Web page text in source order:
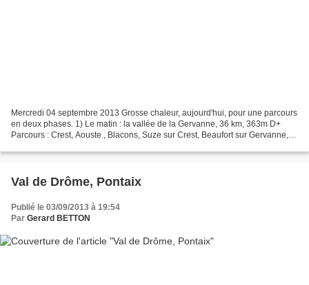
Mercredi 04 septembre 2013 Grosse chaleur, aujourd'hui, pour une parcours
en deux phases. 1) Le matin : la vallée de la Gervanne, 36 km, 363m D+
Parcours : Crest, Aouste , Blacons, Suze sur Crest, Beaufort sur Gervanne,
Val de Drôme, Pontaix
Publié le 03/09/2013 à 19:54
Par Gerard BETTON